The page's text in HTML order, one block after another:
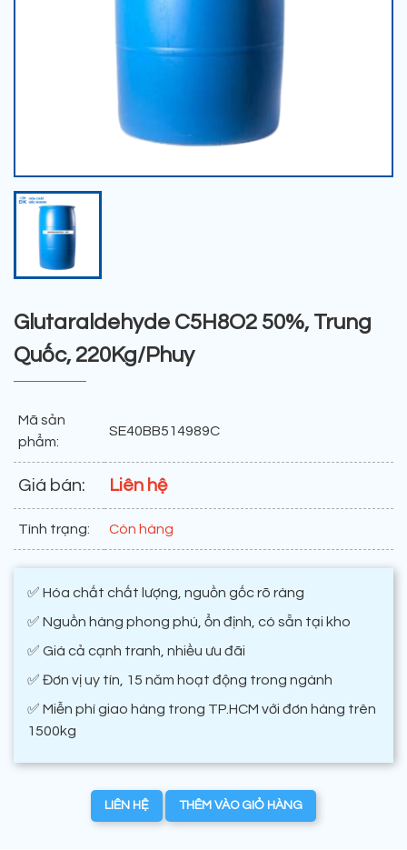
Glutaraldehyde C5H8O2 50%, Trung
Quốc, 220Kg/Phuy
Mã sản
phẩm:
SE40BB514989C
Giá bán: Liên hệ
Tình trạng: Còn hàng
✅ Hóa chất chất lượng, nguồn gốc rõ ràng
✅ Nguồn hàng phong phú, ổn định, có sẵn tại kho
✅ Giá cả cạnh tranh, nhiều ưu đãi
✅ Đơn vị uy tín, 15 năm hoạt động trong ngành
✅ Miễn phí giao hàng trong TP.HCM với đơn hàng trên
1500kg
LIÊN HỆ THÊM VÀO GIỎ HÀNG